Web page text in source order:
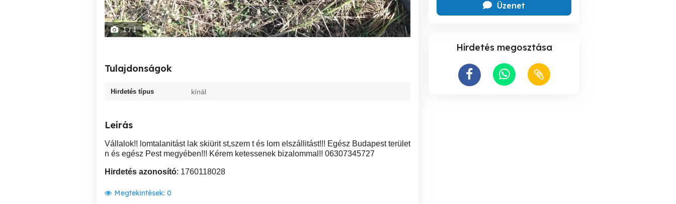
1/ 1
Tulajdonságok
Hirdetés típus kínál
Leírás
Vállalok!! lomtalanitást lak skiürit st,szem t és lom elszállitást!!! Egész Budapest terület
n és egész Pest megyében!!! Kérem ketessenek bizalommal!! 06307345727
Hirdetés azonosító: 1760118028
Megtekintések: 0
Üzenet
Hirdetés megosztása